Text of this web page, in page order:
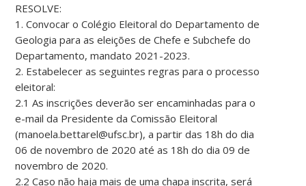
RESOLVE:
1. Convocar o Colégio Eleitoral do Departamento de
Geologia para as eleições de Chefe e Subchefe do
Departamento, mandato 2021-2023.
2. Estabelecer as seguintes regras para o processo
eleitoral:
2.1 As inscrições deverão ser encaminhadas para o
e-mail da Presidente da Comissão Eleitoral
(manoela.bettarel@ufsc.br), a partir das 18h do dia
06 de novembro de 2020 até as 18h do dia 09 de
novembro de 2020.
2.2 Caso não haja mais de uma chapa inscrita, será